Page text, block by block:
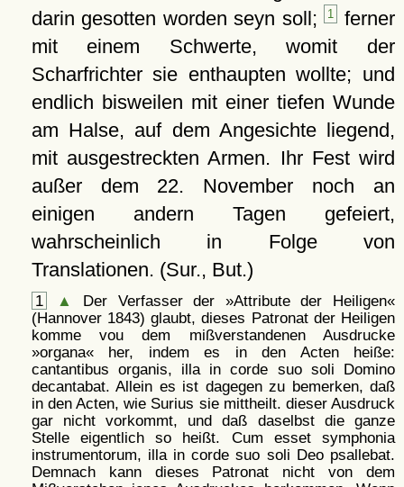
darin gesotten worden seyn soll; 1
ferner
mit einem Schwerte, womit der
Scharfrichter sie enthaupten wollte; und
endlich bisweilen mit einer tiefen Wunde
am Halse, auf dem Angesichte liegend,
mit ausgestreckten Armen. Ihr Fest wird
außer dem 22. November noch an
einigen andern Tagen gefeiert,
wahrscheinlich in Folge von
Translationen. (Sur., But.)
1 ▲
Der Verfasser der »Attribute der Heiligen«
(Hannover 1843) glaubt, dieses Patronat der Heiligen
komme vou dem mißverstandenen Ausdrucke
»organa« her, indem es in den Acten heiße:
cantantibus organis, illa in corde suo soli Domino
decantabat. Allein es ist dagegen zu bemerken, daß
in den Acten, wie Surius sie mittheilt. dieser Ausdruck
gar nicht vorkommt, und daß daselbst die ganze
Stelle eigentlich so heißt. Cum esset symphonia
instrumentorum, illa in corde suo soli Deo psallebat.
Demnach kann dieses Patronat nicht von dem